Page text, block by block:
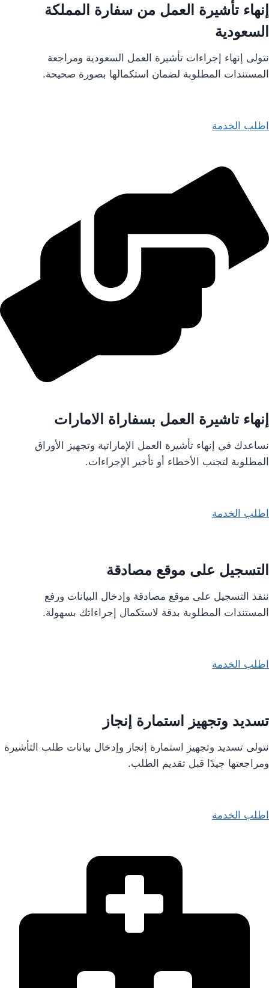
إنهاء تأشيرة العمل من سفارة المملكة
السعودية
نتولى إنهاء إجراءات تأشيرة العمل السعودية ومراجعة
المستندات المطلوبة لضمان استكمالها بصورة صحيحة.
اطلب الخدمة
إنهاء تاشيرة العمل بسفاراة الامارات
نساعدك في إنهاء تأشيرة العمل الإماراتية وتجهيز الأوراق
المطلوبة لتجنب الأخطاء أو تأخير الإجراءات.
اطلب الخدمة
التسجيل على موقع مصادقة
ننفذ التسجيل على موقع مصادقة وإدخال البيانات ورفع
المستندات المطلوبة بدقة لاستكمال إجراءاتك بسهولة.
اطلب الخدمة
تسديد وتجهيز استمارة إنجاز ​
نتولى تسديد وتجهيز استمارة إنجاز وإدخال بيانات طلب التأشيرة
ومراجعتها جيدًا قبل تقديم الطلب.
اطلب الخدمة